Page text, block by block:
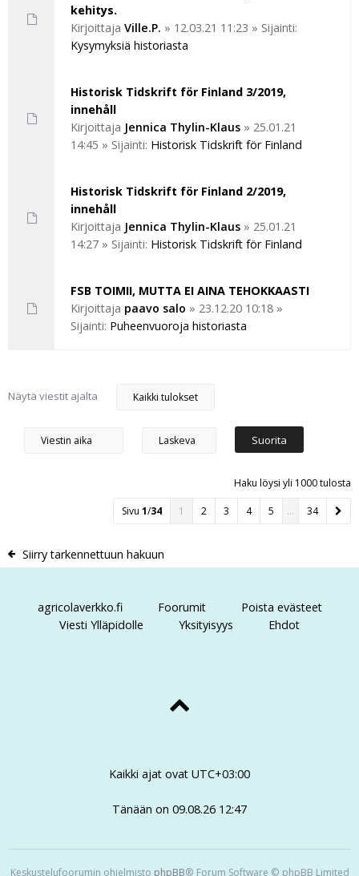
kehitys.
Kirjoittaja Ville.P. » 12.03.21 11:23 » Sijainti:
Kysymyksiä historiasta
Historisk Tidskrift för Finland 3/2019,
innehåll
Kirjoittaja Jennica Thylin-Klaus » 25.01.21
14:45 » Sijainti: Historisk Tidskrift för Finland
Historisk Tidskrift för Finland 2/2019,
innehåll
Kirjoittaja Jennica Thylin-Klaus » 25.01.21
14:27 » Sijainti: Historisk Tidskrift för Finland
FSB TOIMII, MUTTA EI AINA TEHOKKAASTI
Kirjoittaja paavo salo » 23.12.20 10:18 »
Sijainti: Puheenvuoroja historiasta
Näytä viestit ajalta
Haku löysi yli 1000 tulosta
Sivu 1/34 1 2 3 4 5 … 34
Siirry tarkennettuun hakuun
agricolaverkko.fi Foorumit
Poista evästeet
Viesti Ylläpidolle
Yksityisyys Ehdot
Kaikki ajat ovat UTC+03:00
Tänään on 09.08.26 12:47
Keskustelufoorumin ohjelmisto phpBB® Forum Software © phpBB Limited